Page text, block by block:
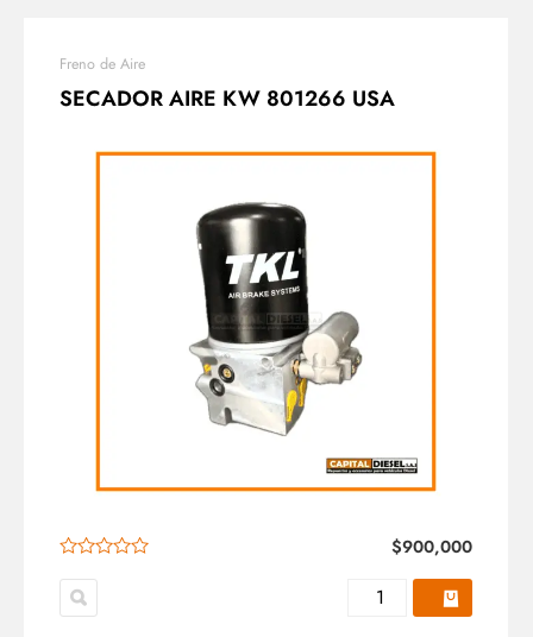
Freno de Aire
SECADOR AIRE KW 801266 USA
$900,000